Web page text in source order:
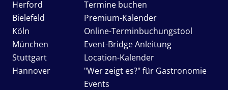
Herford
Bielefeld
Köln
München
Stuttgart
Hannover
Termine buchen
Premium-Kalender
Online-Terminbuchungstool
Event-Bridge Anleitung
Location-Kalender
"Wer zeigt es?" für Gastronomie
Events